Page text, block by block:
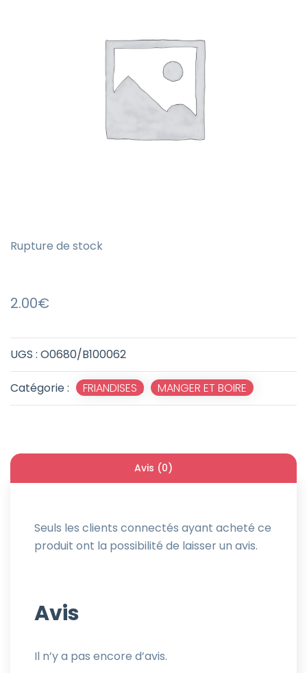
UGS : O0680/B100062
Catégorie : FRIANDISES , MANGER ET BOIRE
2.00€
Rupture de stock
Avis (0)
Avis
Il n’y a pas encore d’avis.
Seuls les clients connectés ayant acheté ce
produit ont la possibilité de laisser un avis.